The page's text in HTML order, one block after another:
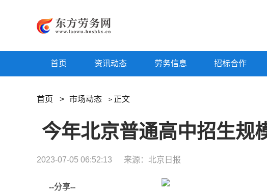
首页 资讯动态 劳务信息 招标合作
首页 > 市场动态 > 正文
今年北京普通高中招生规
2023-07-05 06:52:13 来源：北京日报
--分享--